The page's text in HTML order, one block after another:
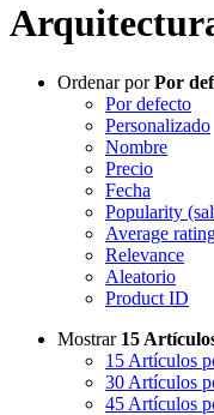
Ordenar porPor
Por defecto
Personalizado
Nombre
Precio
Fecha
Popularity
Average
Relevance
Aleatorio
Product ID
Mostrar 15
15 Artículos
30 Artículos
45 Artículos